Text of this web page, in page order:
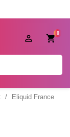
0

Eliquid France